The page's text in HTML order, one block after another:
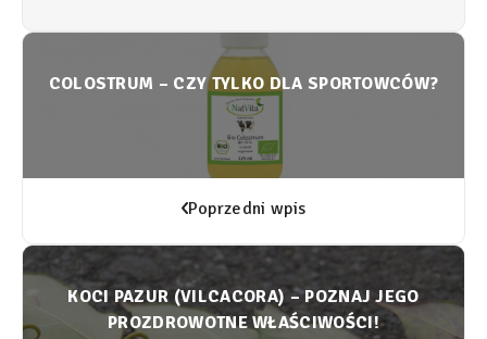
COLOSTRUM – CZY TYLKO DLA SPORTOWCÓW?
Poprzedni wpis
KOCI PAZUR (VILCACORA) – POZNAJ JEGO
PROZDROWOTNE WŁAŚCIWOŚCI!